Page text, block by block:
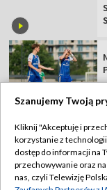
Szanujemy Twoją
Kliknij "Akceptuję i
korzystanie z
dostęp do informacji na
przechowywanie oraz
nas, czyli Telewizję